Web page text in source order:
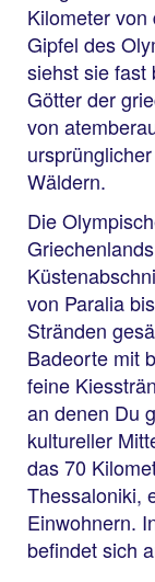
Kilometer
Gipfel des
siehst sie fast
Götter der
von
Wäldern.
Die
von Paralia
Stränden
Badeorte mit
feine
an denen Du
kultureller
das 70
Thessaloniki,
Einwohnern.
befindet sich